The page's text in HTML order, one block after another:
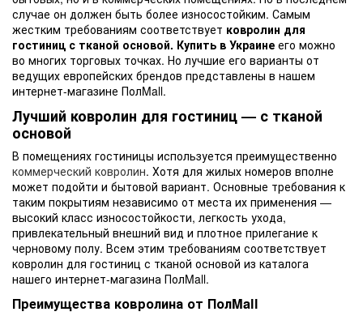
случае он должен быть более износостойким. Самым
жестким требованиям соответствует ковролин для
гостиниц с тканой основой. Купить в Украине его можно
во многих торговых точках. Но лучшие его варианты от
ведущих европейских брендов представлены в нашем
интернет-магазине ПолMall.
Лучший ковролин для гостиниц — с тканой
основой
В помещениях гостиницы используется преимущественно
коммерческий ковролин. Хотя для жилых номеров вполне
может подойти и бытовой вариант. Основные требования к
таким покрытиям независимо от места их применения —
высокий класс износостойкости, легкость ухода,
привлекательный внешний вид и плотное прилегание к
черновому полу. Всем этим требованиям соответствует
ковролин для гостиниц с тканой основой из каталога
нашего интернет-магазина ПолMall.
Преимущества ковролина от ПолMall